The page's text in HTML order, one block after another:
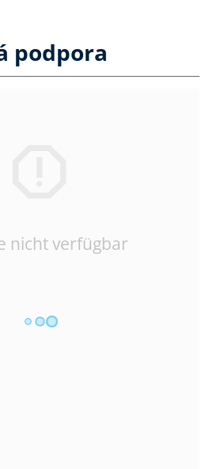
podpora
nicht verfügbar